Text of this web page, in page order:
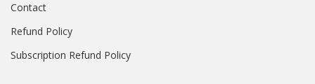
Contact
Refund Policy
Subscription Refund Policy